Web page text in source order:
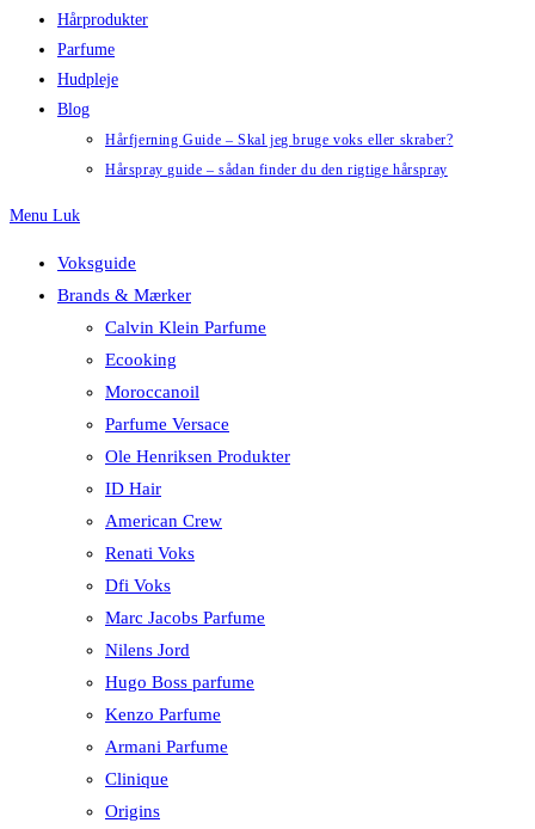
Hårprodukter
Parfume
Hudpleje
Blog
Hårfjerning Guide – Skal jeg bruge voks eller skraber?
Hårspray guide – sådan finder du den rigtige hårspray
Menu Luk
Voksguide
Brands & Mærker
Calvin Klein Parfume
Ecooking
Moroccanoil
Parfume Versace
Ole Henriksen Produkter
ID Hair
American Crew
Renati Voks
Dfi Voks
Marc Jacobs Parfume
Nilens Jord
Hugo Boss parfume
Kenzo Parfume
Armani Parfume
Clinique
Origins